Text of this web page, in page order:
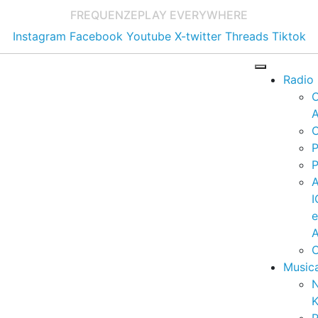
FREQUENZEPLAY EVERYWHERE
Instagram Facebook Youtube X-twitter Threads Tiktok
Radio
e